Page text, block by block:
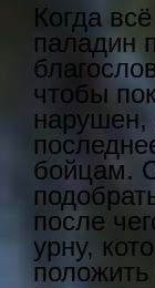
Когда
паладин
чтобы
нарушен,
бойцам.
после
урну,